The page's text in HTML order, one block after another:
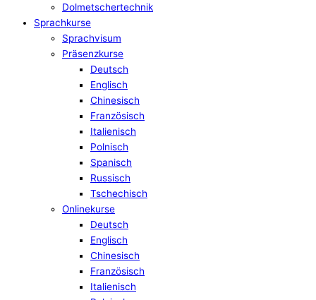
Dolmetschertechnik
Sprachkurse
Sprachvisum
Präsenzkurse
Deutsch
Englisch
Chinesisch
Französisch
Italienisch
Polnisch
Spanisch
Russisch
Tschechisch
Onlinekurse
Deutsch
Englisch
Chinesisch
Französisch
Italienisch